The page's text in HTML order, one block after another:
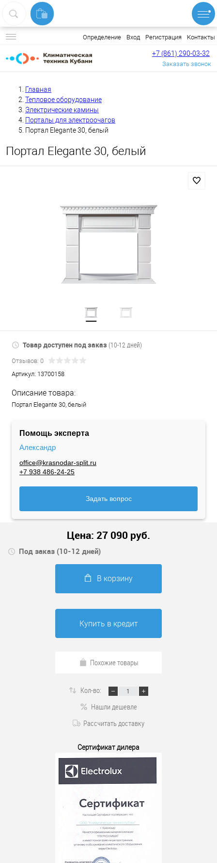
Определение Вход Регистрация Контакты
+7 (861) 290-03-32
Заказать звонок
Главная
Тепловое оборудование
Электрические камины
Порталы для электроочагов
Портал Elegante 30, белый
Портал Elegante 30, белый
Товар доступен под заказ (10-12 дней)
Отзывов: 0
Артикул: 13700158
Описание товара:
Портал Elegante 30, белый
Помощь эксперта
Александр
office@krasnodar-split.ru
+7 938 486-24-25
Задать вопрос
Цена: 27 090 руб.
Под заказ (10-12 дней)
В корзину
Купить в кредит
Похожие товары
Кол-во:
Нашли дешевле
Рассчитать доставку
Сертификат дилера